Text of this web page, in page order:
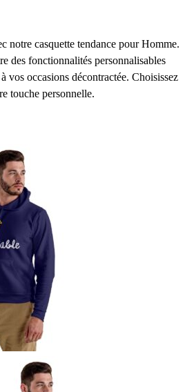
notre casquette tendance pour Homme.
des fonctionnalités personnalisables
vos occasions décontractée. Choisissez
touche personnelle.